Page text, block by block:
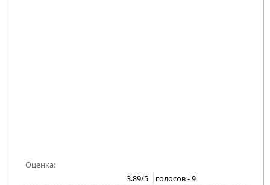
Оценка:
3.89/5 голосов -9